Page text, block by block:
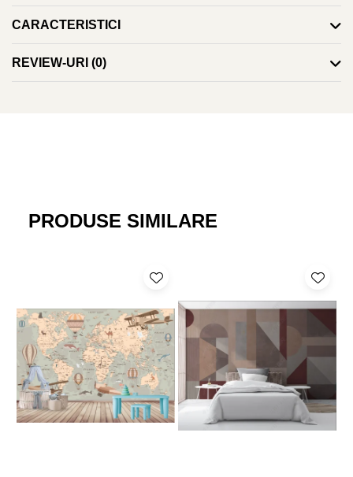
3D, ca o adevăratăpicturădirect pe perete.
Potrivit pentru cei care cautăfototapet 3D living,tapet dormitor
sau soluții dedecorare perete
Pastel” aduce o notă zen și luminozitate subtilă în orice cameră.
întreruperi vizuale, perfect întins și fără griji.
care îmbină designul cu sensibilitatea artei. Ușor de aplicat,
rezistent la apă și lumină, acest model este ideal
pentrurenovări interioarede impact și
accent de design
sofisticat. Disponibil în variantepersonalizabile și cu
variație
tematică, pentru a se potrivi oricărui spațiu.
CARACTERISTICI
REVIEW-URI (0)
PRODUSE SIMILARE